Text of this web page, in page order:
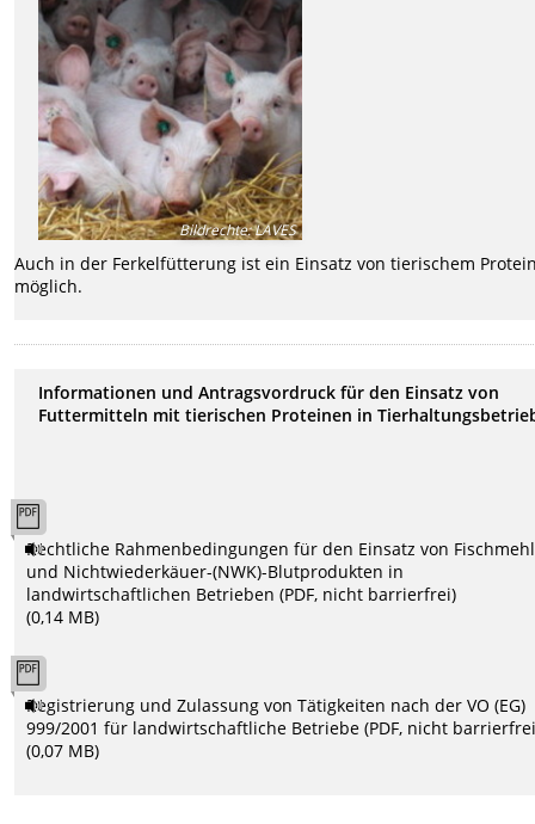
Bildrechte:LAVES
Auch in der Ferkelfütterung ist ein Einsatz von tierischem
möglich.
Informationen und Antragsvordruck für den Einsatz von
Futtermitteln mit tierischen Proteinen in
Rechtliche Rahmenbedingungen für den Einsatz von Fischmehl
und Nichtwiederkäuer-(NWK)-Blutprodukten in
landwirtschaftlichen Betrieben (PDF, nicht barrierfrei)
(0,14 MB)
Registrierung und Zulassung von Tätigkeiten nach der VO (EG)
999/2001 für landwirtschaftliche Betriebe (PDF, nicht
(0,07 MB)